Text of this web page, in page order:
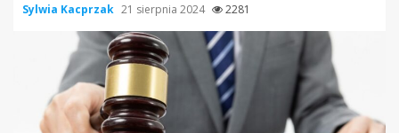
Sylwia Kacprzak 21 sierpnia 2024 2281